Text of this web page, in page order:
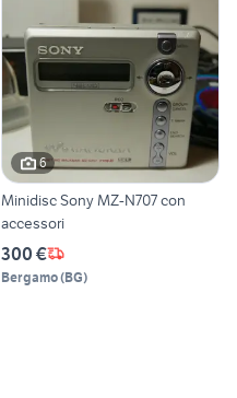
6
Minidisc Sony MZ-N707 con
accessori
300 €
Bergamo(BG)